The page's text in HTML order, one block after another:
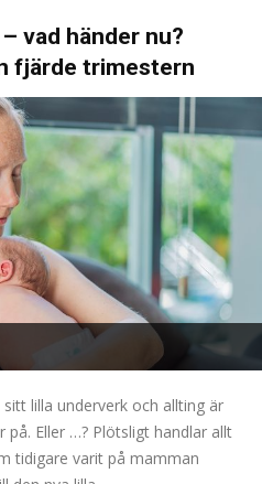
vad händer nu?
fjärde trimestern
lilla underverk och allting är
på. Eller …? Plötsligt handlar allt
tidigare varit på mamman